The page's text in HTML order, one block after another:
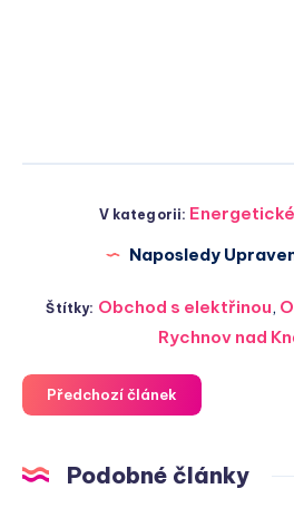
V kategorii:
Naposledy
Štítky: Obchod s elektřinou,
Rychnov nad
Předchozí článek
Podobné články